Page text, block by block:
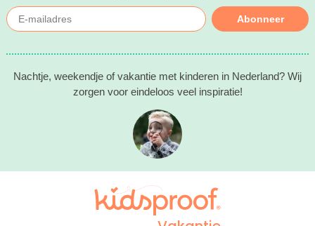
Abonneer
Nachtje, weekendje of vakantie met kinderen in Nederland? Wij
zorgen voor eindeloos veel inspiratie!